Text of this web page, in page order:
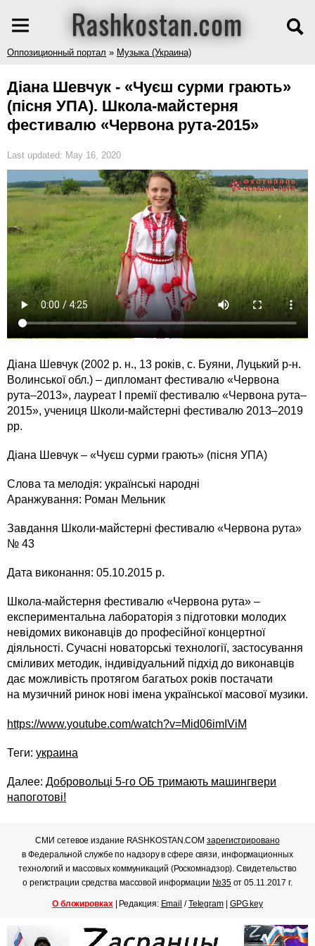
Rashkostan.com
Оппозиционный портал » Музыка (Украина)
Діана Шевчук - «Чуєш сурми грають»
(пісня УПА). Школа-майстерня
фестивалю «Червона рута-2015»
Last updated: May 16, 2020
Діана Шевчук (2002 р. н., 13 років, с. Буяни, Луцький р-н.
Волинської обл.) – дипломант фестивалю «Червона
рута–2013», лауреат І премії фестивалю «Червона рута–
2015», учениця Школи-майстерні фестивалю 2013–2019
рр.
Діана Шевчук – «Чуєш сурми грають» (пісня УПА)
Слова та мелодія: українські народні
Аранжування: Роман Мельник
Завдання Школи-майстерні фестивалю «Червона рута»
№ 43
Дата виконання: 05.10.2015 р.
Школа-майстерня фестивалю «Червона рута» –
експериментальна лабораторія з підготовки молодих
невідомих виконавців до професійної концертної
діяльності. Сучасні новаторські технології, застосування
сміливих методик, індивідуальний підхід до виконавців
дає можливість протягом багатьох років постачати
на музичний ринок нові імена української масової музики.
https://www.youtube.com/watch?v=Mid06imIViM
Теги: украина
Далее: Добровольці 5-го ОБ тримають машингвери
напоготові!
СМИ сетевое издание RASHKOSTAN.COMзарегистрировано
в Федеральной службе по надзору в сфере связи, информационных
технологий и массовых коммуникаций (Роскомнадзор). Свидетельство
о регистрации средства массовой информации №35от 05.11.2017 г.
О блокировках| Редакция: Email /Telegram| GPG key